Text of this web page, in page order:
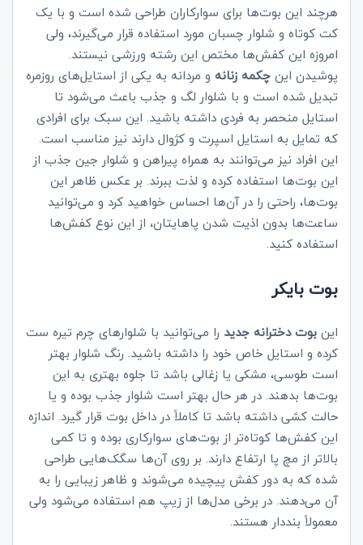
هرچند این بوت‌ها برای سوارکاران طراحی شده است و با یک
کت کوتاه و شلوار چسبان مورد استفاده قرار می‌گیرند، ولی
امروزه این کفش‌ها مختص این رشته ورزشی نیستند.
پوشیدن اینچکمه زنانه و مردانه به یکی از استایل‌های روزمره
تبدیل شده است و با شلوار لگ و جذب باعث می‌شود تا
استایل منحصر به فردی داشته باشید. این سبک برای افرادی
که تمایل به استایل اسپرت و کژوال دارند نیز مناسب است.
این افراد نیز می‌توانند به همراه پیراهن و شلوار جین جذب از
این بوت‌ها استفاده کرده و لذت ببرند. بر عکس ظاهر این
بوت‌ها، راحتی را در آن‌ها احساس خواهید کرد و می‌توانید
ساعت‌ها بدون اذیت شدن پاهایتان، از این نوع کفش‌ها
استفاده کنید.
بوت بایکر
اینبوت دخترانه جدید را می‌توانید با شلوارهای چرم تیره ست
کرده و استایل خاص خود را داشته باشید. رنگ شلوار بهتر
است طوسی، مشکی یا زغالی باشد تا جلوه بهتری به این
بوت‌ها بدهند. در هر حال بهتر است شلوار جذب بوده و یا
حالت کشی داشته باشد تا کاملاً در داخل بوت قرار گیرد. اندازه
این کفش‌ها کوتاه‌تر از بوت‌های سوارکاری بوده و تا کمی
بالاتر از مچ پا ارتفاع دارند. بر روی آن‌ها سگک‌هایی طراحی
شده که به دور کفش پیچیده می‌شوند و ظاهر زیبایی را به
آن می‌دهند. در برخی مدل‌ها از زیپ هم استفاده می‌شود ولی
معمولاً بنددار هستند.